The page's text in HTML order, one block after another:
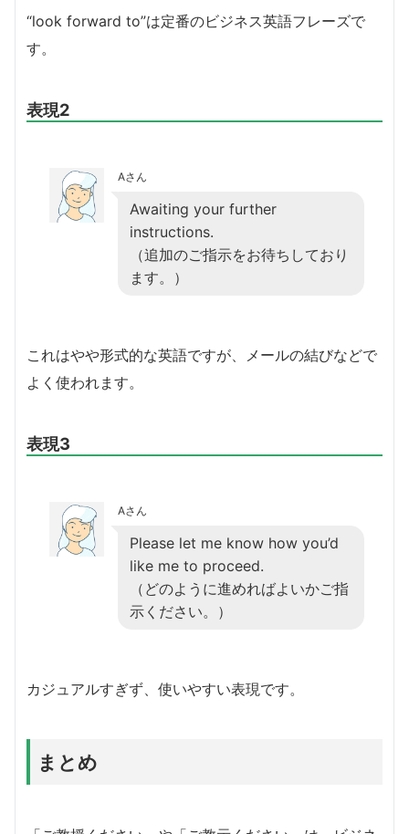
“look forward to”は定番のビジネス英語フレーズで
す。
表現2
Aさん
Awaiting your further
instructions.
（追加のご指示をお待ちしており
ます。）
これはやや形式的な英語ですが、メールの結びなどで
よく使われます。
表現3
Aさん
Please let me know how you’d
like me to proceed.
（どのように進めればよいかご指
示ください。）
カジュアルすぎず、使いやすい表現です。
まとめ